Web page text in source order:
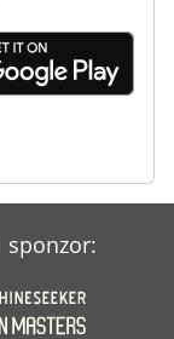
sponzor: